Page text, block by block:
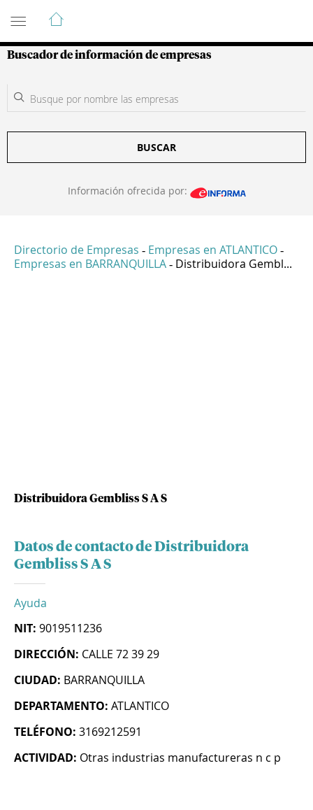
Guía de Empresas Colombianas
Buscador de información de empresas
BUSCAR
Información ofrecida por:
Directorio de Empresas - Empresas en ATLANTICO -
Empresas en BARRANQUILLA - Distribuidora Gembl...
Distribuidora Gembliss S A S
Datos de contacto de Distribuidora
Gembliss S A S
Ayuda
NIT: 9019511236
DIRECCIÓN: CALLE 72 39 29
CIUDAD: BARRANQUILLA
DEPARTAMENTO: ATLANTICO
TELÉFONO: 3169212591
ACTIVIDAD: Otras industrias manufactureras n c p